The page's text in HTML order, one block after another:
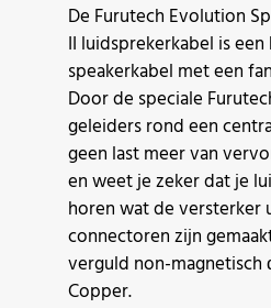
De Furutech Evolution
II luidsprekerkabel is
speakerkabel met een
Door de speciale
geleiders rond een
geen last meer van
en weet je zeker dat je
horen wat de versterker
connectoren zijn
verguld non-magnetisch
Copper.